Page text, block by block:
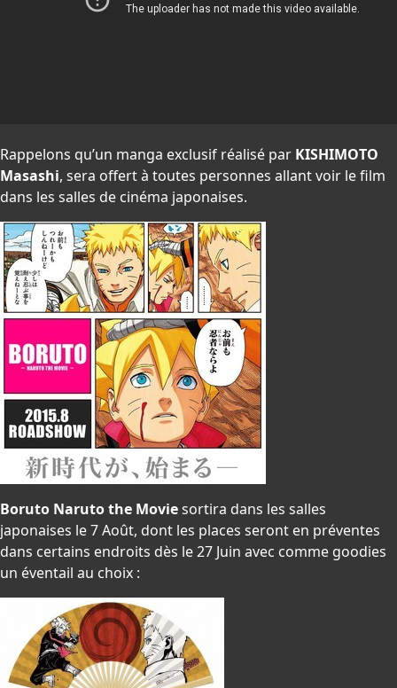
Rappelons qu’un manga exclusif réalisé par KISHIMOTO
Masashi, sera offert à toutes personnes allant voir le film
dans les salles de cinéma japonaises.
Boruto Naruto the Moviesortira dans les salles
japonaises le 7 Août, dont les places seront en préventes
dans certains endroits dès le 27 Juin avec comme goodies
un éventail au choix :